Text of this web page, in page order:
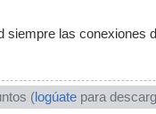
siempre las conexiones
(logúate para